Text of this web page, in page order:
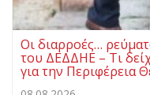
Οι διαρροές…
του ΔΕΔΔΗΕ – Τι
για την Περιφέρεια